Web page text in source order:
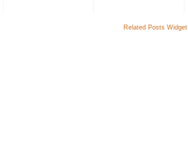
Related Posts Widget